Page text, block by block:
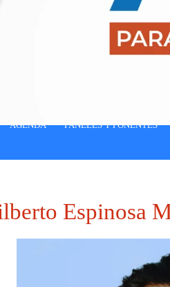
AGENDA PANELES Y PONENTES
Espinosa